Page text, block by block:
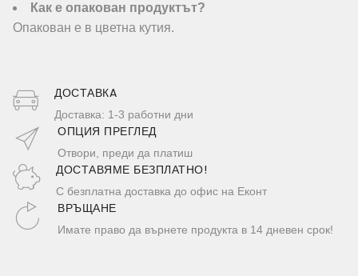
Как е опакован продуктът?
Опакован е в цветна кутия.
ДОСТАВКA
Доставка: 1-3 работни дни
ОПЦИЯ ПРЕГЛЕД
Отвори, преди да платиш
ДОСТАВЯМЕ БЕЗПЛАТНО!
С безплатна доставка до офис на Еконт
ВРЪЩАНЕ
Имате право да върнете продукта в 14 дневен срок!